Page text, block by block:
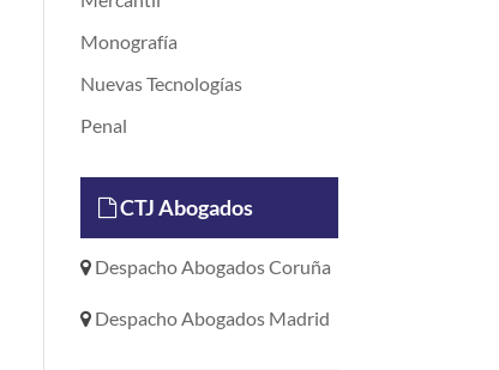
Monografía
Nuevas Tecnologías
Penal
CTJ Abogados
Despacho Abogados Coruña
Despacho Abogados Madrid